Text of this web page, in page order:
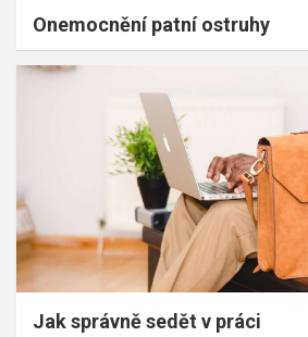
Onemocnění patní ostruhy
Jak správně sedět v práci